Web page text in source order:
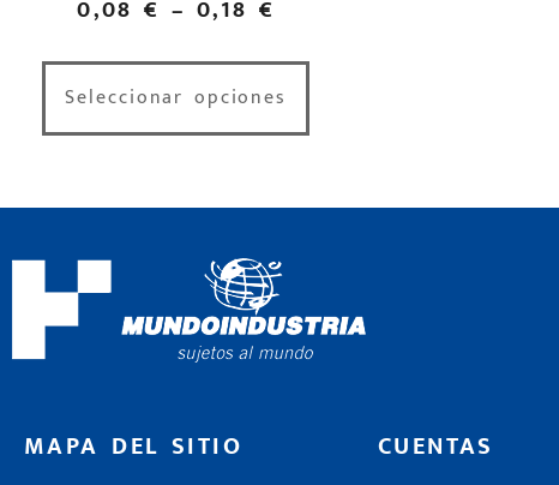
0,08 € –0,18 €
Seleccionar opciones
MAPA DEL SITIO CUENTAS